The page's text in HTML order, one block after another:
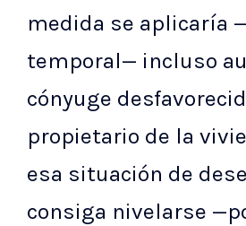
medida se aplicaría
temporal— incluso
cónyuge
propietario de la
esa situación de
consiga nivelarse